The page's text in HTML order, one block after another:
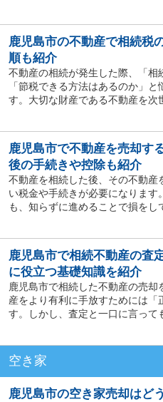
鹿児島市の不動産で相続税
順も紹介
不動産の相続が発生した際、「相
「節税できる方法はあるのか」
す。大切な財産である不動産を次
鹿児島市で不動産を売却す
後の手続きや控除も紹介
不動産を相続した後、その不動産
い税金や手続きが必要になりま
も、知らずに進めることで損をし
鹿児島市で相続不動産の査
に役立つ基礎知識を紹介
鹿児島市で相続した不動産の売
産をより有利に手放すためには「
す。しかし、査定と一口に言って
空き家
鹿児島市の空き家売却はど